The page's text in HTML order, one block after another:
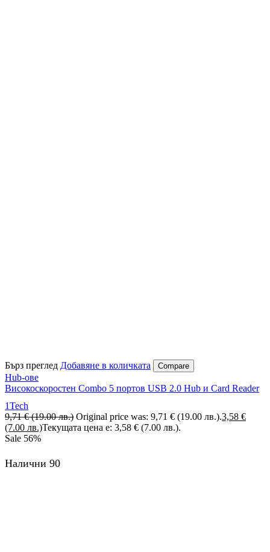
Бърз преглед Добавяне в количката Compare
Hub-ове
Високоскоростен Combo 5 портов USB 2.0 Hub и Card Reader
1Tech
9,71€ (19.00 лв.) Original price was: 9,71 € (19.00 лв.).3,58 €
(7.00 лв.)Текущата цена е: 3,58 € (7.00 лв.).
Sale 56%
Налични 90